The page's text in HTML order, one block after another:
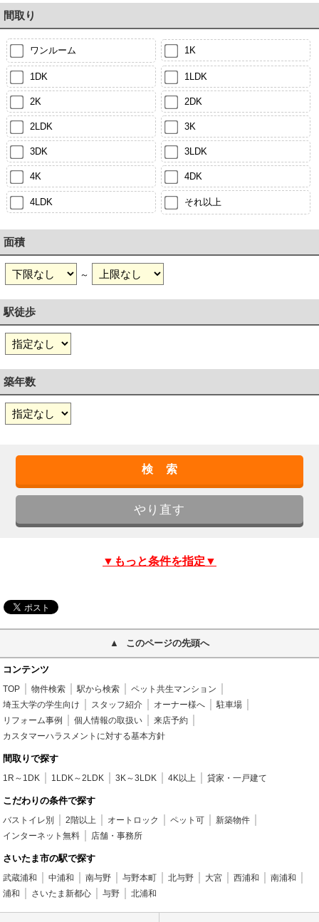
間取り
ワンルーム 1K
1DK 1LDK
2K 2DK
2LDK 3K
3DK 3LDK
4K 4DK
4LDK それ以上
面積
～
駅徒歩
築年数
▼もっと条件を指定▼
このページの先頭へ
コンテンツ
TOP 物件検索 駅から検索
ペット共生マンション
埼玉大学の学生向け
スタッフ紹介 オーナー様へ
駐車場
リフォーム事例
個人情報の取扱い
来店予約
カスタマーハラスメントに対する基本方針
間取りで探す
1R～1DK 1LDK～2LDK 3K～3LDK 4K以上 貸家・一戸建て
こだわりの条件で探す
バストイレ別 2階以上 オートロック ペット可
新築物件
インターネット無料
店舗・事務所
さいたま市の駅で探す
武蔵浦和 中浦和 南与野 与野本町 北与野 大宮 西浦和
南浦和
浦和
さいたま新都心 与野 北浦和